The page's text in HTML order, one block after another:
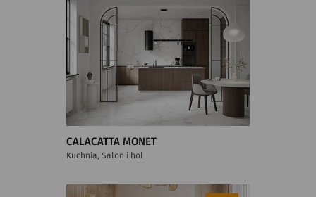
CALACATTA MONET
Kuchnia, Salon i hol